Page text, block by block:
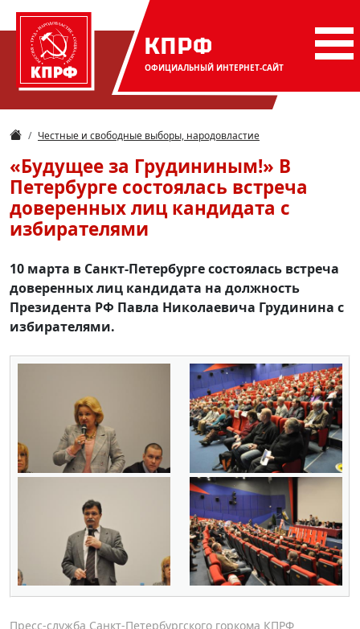
КПРФ
ОФИЦИАЛЬНЫЙ ИНТЕРНЕТ-САЙТ
Честные и свободные выборы, народовластие
«Будущее за Грудининым!» В
Петербурге состоялась встреча
доверенных лиц кандидата с
избирателями
10 марта в Санкт-Петербурге состоялась встреча
доверенных лиц кандидата на должность
Президента РФ Павла Николаевича Грудинина с
избирателями.
Пресс-служба Санкт-Петербургского горкома КПРФ